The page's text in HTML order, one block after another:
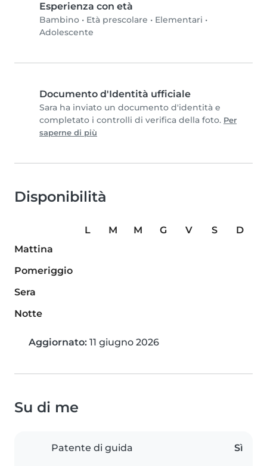
Esperienza con età
Bambino • Età prescolare • Elementari •
Adolescente
Documento d'Identità ufficiale
Sara ha inviato un documento d'identità e
completato i controlli di verifica della foto. Per
saperne di più
Disponibilità
L M M G V S
D
Mattina
Pomeriggio
Sera
Notte
Aggiornato: 11 giugno 2026
Su di me
Patente di guida Sì